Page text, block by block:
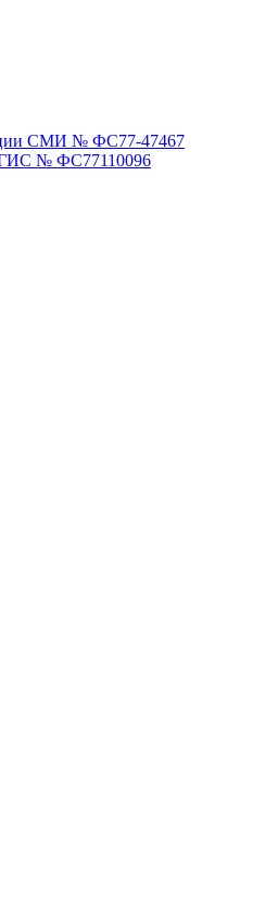
СМИ № ФС77-47467
№ ФС77110096